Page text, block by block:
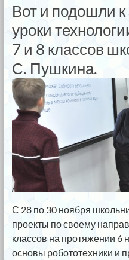
Вот и подошли
уроки
7 и 8 классов
С. Пушкина.
С 28 по 30 ноября
проекты по своему
классов на протяжении 6
основы робототехники и